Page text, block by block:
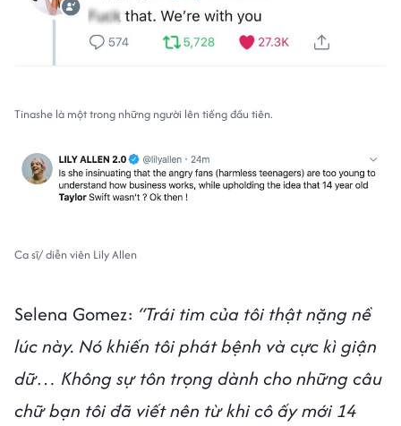
Tinashe là một trong những người lên tiếng đầu tiên.
Ca sĩ/ diễn viên Lily Allen
Selena Gomez: “Trái tim của tôi thật nặng nề
lúc này. Nó khiến tôi phát bệnh và cực kì giận
dữ… Không sự tôn trọng dành cho những câu
chữ bạn tôi đã viết nên từ khi cô ấy mới 14